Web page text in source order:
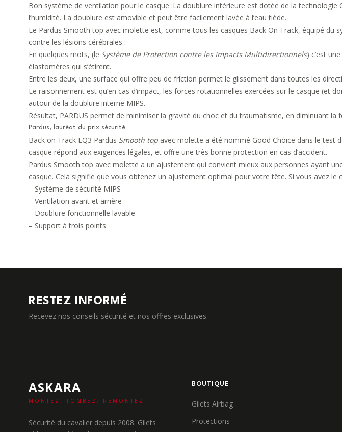
Bon système de ventilation pour le casque :La doublure intérieure est dotée de la technologie
l’humidité. La doublure est amovible et peut être facilement lavée à l’eau tiède.
Le Pardus Smooth top avec molette est, comme tous les casques Back On Track, équipé du
contre les lésions cérébrales :
En quelques mots, (le Système de Protection contre les Impacts Multidirectionnels) c’est
élastomères qui s’étirent.
Entre les deux, une surface qui offre peu de friction permet le glissement dans toutes les
Le raisonnement est qu’en cas d’impact, les forces rotationnelles exercées sur le casque
autour de la doublure interne MIPS.
Résultat, PARDUS permet de minimiser la gravité du choc et du traumatisme, en diminuant la
Pardus, lauréat du prix sécurité
Back on Track EQ3 Pardus Smooth top avec molette a été nommé Good Choice dans le test
casque répond aux exigences légales, et offre une très bonne protection en cas d’accident.
Pardus Smooth top avec molette a un ajustement qui convient mieux aux personnes ayant
casque. Cela signifie que vous obtenez un ajustement optimal pour votre tête. Si vous avez le
– Système de sécurité MIPS
– Ventilation avant et arrière
– Doublure fonctionnelle lavable
– Support à trois points
RESTEZ INFORMÉ
Recevez nos conseils sécurité et nos offres exclusives.
ASKARA
MONTEZ, TOMBEZ, REMONTEZ.
Sécurité du cavalier depuis 2008. Gilets
BOUTIQUE
Gilets Airbag
Protections